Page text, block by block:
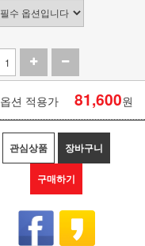
옵션 적용가 81,600원
관심상품 장바구니
구매하기